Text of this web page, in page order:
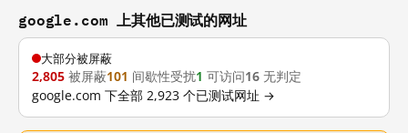
google.com 上其他已测试的网址
大部分被屏蔽
2,805 被屏蔽101 间歇性受扰1 可访问16 无判定
google.com 下全部 2,923 个已测试网址 →